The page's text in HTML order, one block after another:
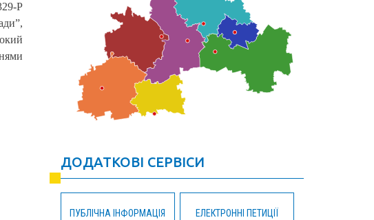
Р
ДОДАТКОВІ СЕРВІСИ
ПУБЛІЧНА ІНФОРМАЦІЯ ЕЛЕКТРОННІ ПЕТИЦІЇ